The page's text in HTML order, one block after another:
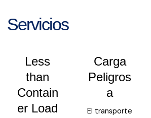
Servicios
Less
than
Contain
er Load
Carga
Peligros
a
El transporte